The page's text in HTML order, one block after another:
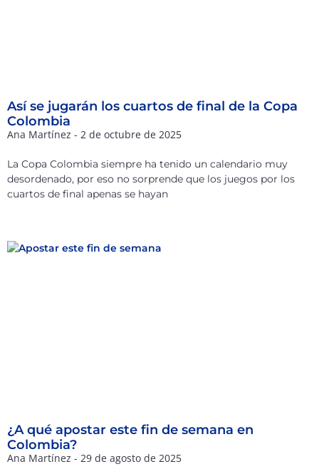
Así se jugarán los cuartos de final de la Copa
Colombia
Ana Martínez 2 de octubre de 2025
La Copa Colombia siempre ha tenido un calendario muy
desordenado, por eso no sorprende que los juegos por los
cuartos de final apenas se hayan
¿A qué apostar este fin de semana en
Colombia?
Ana Martínez 29 de agosto de 2025